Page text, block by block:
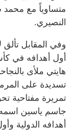
متساوياً مع
النصيري.
وفي المقابل
أول أهدافه في
هايتي ملأى
تسديدة على
تمريرة مفتاحية
جاسم ياسين
أهدافه الدولية